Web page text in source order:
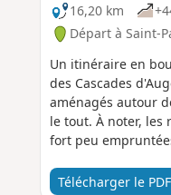
16,20 km
Départ à Saint-
Un itinéraire en
des Cascades
aménagés autour
le tout. À noter, les
fort peu
Télécharger le PDF